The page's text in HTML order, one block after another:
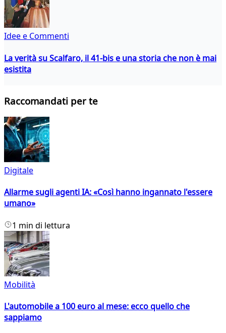
Idee e Commenti
La verità su Scalfaro, il 41-bis e una storia che non è mai
esistita
Raccomandati per te
Digitale
Allarme sugli agenti IA: «Così hanno ingannato l'essere
umano»
1 min di lettura
Mobilità
L'automobile a 100 euro al mese: ecco quello che
sappiamo